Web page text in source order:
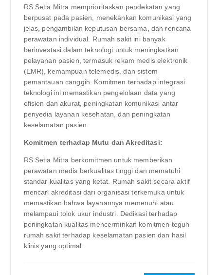
RS Setia Mitra memprioritaskan pendekatan yang
berpusat pada pasien, menekankan komunikasi yang
jelas, pengambilan keputusan bersama, dan rencana
perawatan individual. Rumah sakit ini banyak
berinvestasi dalam teknologi untuk meningkatkan
pelayanan pasien, termasuk rekam medis elektronik
(EMR), kemampuan telemedis, dan sistem
pemantauan canggih. Komitmen terhadap integrasi
teknologi ini memastikan pengelolaan data yang
efisien dan akurat, peningkatan komunikasi antar
penyedia layanan kesehatan, dan peningkatan
keselamatan pasien.
Komitmen terhadap Mutu dan Akreditasi:
RS Setia Mitra berkomitmen untuk memberikan
perawatan medis berkualitas tinggi dan mematuhi
standar kualitas yang ketat. Rumah sakit secara aktif
mencari akreditasi dari organisasi terkemuka untuk
memastikan bahwa layanannya memenuhi atau
melampaui tolok ukur industri. Dedikasi terhadap
peningkatan kualitas mencerminkan komitmen teguh
rumah sakit terhadap keselamatan pasien dan hasil
klinis yang optimal.